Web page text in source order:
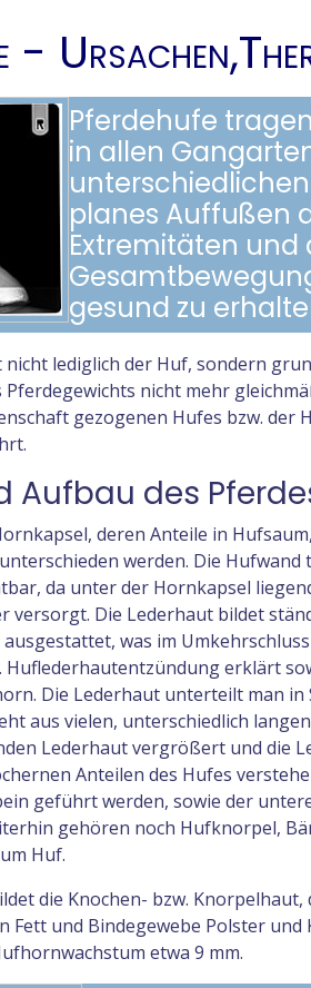
-
Pferdehufe
in allen
planes Auffußen
Extremitäten und
gesund zu
lediglich der Huf, sondern
Pferdegewichts nicht mehr
gezogenen Hufes bzw. der
Aufbau des
deren Anteile in
werden. Die Hufwand
da unter der Hornkapsel
versorgt. Die Lederhaut bildet
was im
Huflederhautentzündung erklärt
Die Lederhaut unterteilt man in
aus vielen, unterschiedlich
Lederhaut vergrößert und die
Anteilen des Hufes
geführt werden, sowie der
gehören noch Hufknorpel,
Huf.
die Knochen- bzw.
Fett und Bindegewebe Polster und
etwa 9 mm.